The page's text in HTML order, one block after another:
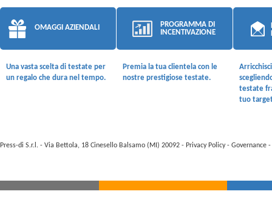
OMAGGI AZIENDALI
Una vasta scelta di testate per
un regalo che dura nel tempo.
PROGRAMMA DI
INCENTIVAZIONE
Premia la tua clientela con le
nostre prestigiose testate.
testate
tuo
Press-di S.r.l. - Via Bettola, 18 Cinesello Balsamo (MI) 20092 - Privacy Policy- Governance -